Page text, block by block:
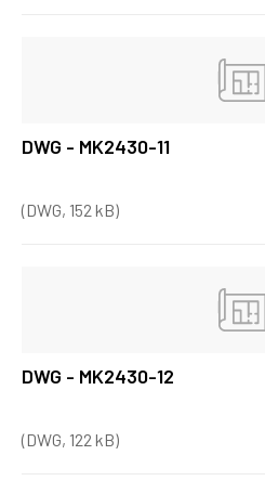
DWG - MK2430-11
(DWG, 152 kB)
DWG - MK2430-12
(DWG, 122 kB)